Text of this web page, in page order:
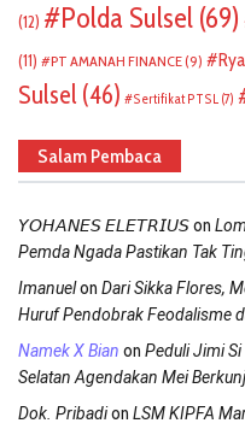
(12)
Polda Sulsel (69)
(11)
PT AMANAH FINANCE(9)
Sulsel (46) Sertifikat PTSL (7)
Salam Pembaca
𝘠𝘖𝘏𝘈𝘕𝘌𝘚 𝘌𝘓𝘌𝘛𝘙𝘐𝘜𝘚on
Pemda Ngada Pastikan Tak
Imanuelon Dari Sikka Flores,
Huruf Pendobrak Feodalisme
Namek X Bian on Peduli Jimi Si
Selatan Agendakan Mei
Dok. Pribadion LSM KIPFA